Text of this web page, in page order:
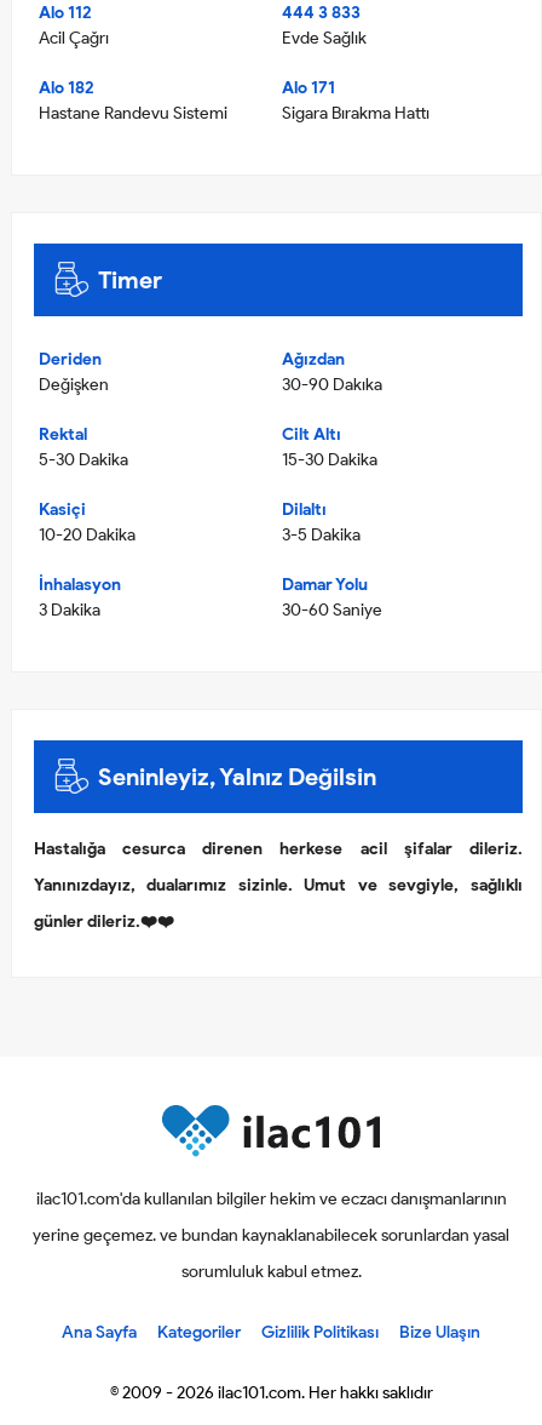
Alo 112
Acil Çağrı
444 3 833
Evde Sağlık
Alo 182
Hastane Randevu Sistemi
Alo 171
Sigara Bırakma Hattı
Timer
Deriden
Değişken
Ağızdan
30-90 Dakıka
Rektal
5-30 Dakika
Cilt Altı
15-30 Dakika
Kasiçi
10-20 Dakika
Dilaltı
3-5 Dakika
İnhalasyon
3 Dakika
Damar Yolu
30-60 Saniye
Seninleyiz, Yalnız Değilsin
Hastalığa cesurca direnen herkese acil şifalar dileriz.
Yanınızdayız, dualarımız sizinle. Umut ve sevgiyle, sağlıklı
günler dileriz.❤️❤️
ilac101.com'da kullanılan bilgiler hekim ve eczacı danışmanlarının
yerine geçemez. ve bundan kaynaklanabilecek sorunlardan yasal
sorumluluk kabul etmez.
Ana Sayfa Kategoriler Gizlilik Politikası Bize Ulaşın
© 2009 - 2026 ilac101.com. Her hakkı saklıdır